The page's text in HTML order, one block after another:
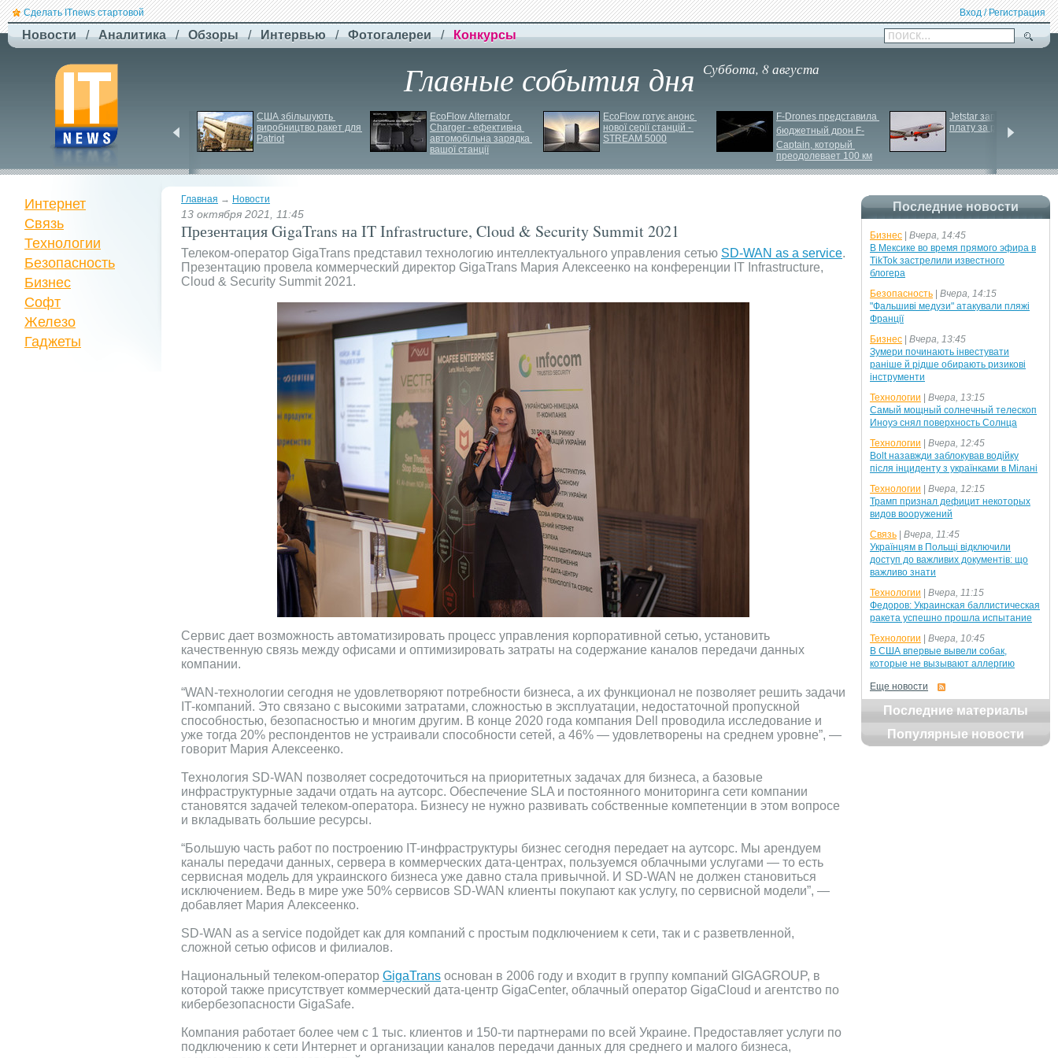
Сделать ITnews стартовой Вход / Регистрация
Новости / Аналитика / Обзоры / Интервью / Фотогалереи / Конкурсы поиск...
Главные события дня Суббота, 8 августа
знищив ключовий
склад Intertop Ukraine
США збільшують
виробництво ракет для
Patriot
EcoFlow Alternator
Charger - ефективна
автомобільна зарядка
вашої станції
EcoFlow готує анонс
нової серії станцій -
STREAM 5000
F-Drones представила
бюджетный дрон F-
Сaptain, который
преодолевает 100 км
Jetstar запроваджує
плату за ручну поклажу
Главная → Новости
13 октября 2021, 11:45
Презентация GigaTrans на IT Infrastructure, Cloud & Security Summit 2021
Телеком-оператор GigaTrans представил технологию интеллектуального управления сетью SD-WAN as a service.
Презентацию провела коммерческий директор GigaTrans Мария Алексеенко на конференции IT Infrastructure,
Cloud & Security Summit 2021.
Сервис дает возможность автоматизировать процесс управления корпоративной сетью, установить
качественную связь между офисами и оптимизировать затраты на содержание каналов передачи данных
компании.
“WAN-технологии сегодня не удовлетворяют потребности бизнеса, а их функционал не позволяет решить задачи
IT-компаний. Это связано с высокими затратами, сложностью в эксплуатации, недостаточной пропускной
способностью, безопасностью и многим другим. В конце 2020 года компания Dell проводила исследование и
уже тогда 20% респондентов не устраивали способности сетей, а 46% — удовлетворены на среднем уровне”, —
говорит Мария Алексеенко.
Технология SD-WAN позволяет сосредоточиться на приоритетных задачах для бизнеса, а базовые
инфраструктурные задачи отдать на аутсорс. Обеспечение SLA и постоянного мониторинга сети компании
становятся задачей телеком-оператора. Бизнесу не нужно развивать собственные компетенции в этом вопросе
и вкладывать большие ресурсы.
“Большую часть работ по построению IT-инфраструктуры бизнес сегодня передает на аутсорс. Мы арендуем
каналы передачи данных, сервера в коммерческих дата-центрах, пользуемся облачными услугами — то есть
сервисная модель для украинского бизнеса уже давно стала привычной. И SD-WAN не должен становиться
исключением. Ведь в мире уже 50% сервисов SD-WAN клиенты покупают как услугу, по сервисной модели”, —
добавляет Мария Алексеенко.
SD-WAN as a service подойдет как для компаний с простым подключением к сети, так и с разветвленной,
сложной сетью офисов и филиалов.
Национальный телеком-оператор GigaTrans основан в 2006 году и входит в группу компаний GIGAGROUP, в
которой также присутствует коммерческий дата-центр GigaCenter, облачный оператор GigaCloud и агентство по
кибербезопасности GigaSafe.
Компания работает более чем с 1 тыс. клиентов и 150-ти партнерами по всей Украине. Предоставляет услуги по
подключению к сети Интернет и организации каналов передачи данных для среднего и малого бизнеса,
Интернет
Связь
Технологии
Безопасность
Бизнес
Софт
Железо
Гаджеты
Последние новости
Бизнес
Вчера, 14:45
В Мексике во время прямого эфира в
TikTok застрелили известного
блогера
Безопасность
Вчера, 14:15
"Фальшиві медузи" атакували пляжі
Франції
Бизнес
Вчера, 13:45
Зумери починають інвестувати
раніше й рідше обирають ризикові
інструменти
Технологии
Вчера, 13:15
Самый мощный солнечный телескоп
Иноуэ снял поверхность Солнца
Технологии
Вчера, 12:45
Bolt назавжди заблокував водійку
після інциденту з українками в Мілані
Технологии
Вчера, 12:15
Трамп признал дефицит некоторых
видов вооружений
Связь
Вчера, 11:45
Українцям в Польщі відключили
доступ до важливих документів: що
важливо знати
Технологии
Вчера, 11:15
Федоров: Украинская баллистическая
ракета успешно прошла испытание
Технологии
Вчера, 10:45
В США впервые вывели собак,
которые не вызывают аллергию
Еще новости
Последние материалы
Популярные новости